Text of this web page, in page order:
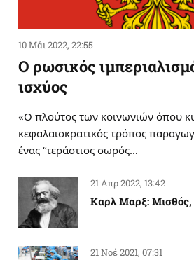
10 Μάι 2022, 22:55
Ο ρωσικός
ισχύος
«Ο πλούτος των κοινωνιών όπου
κεφαλαιοκρατικός τρόπος
ένας “τεράστιος σωρός…
21 Απρ 2022, 13:42
Καρλ Μαρξ: Μισθός,
21 Νοέ 2021, 07:31